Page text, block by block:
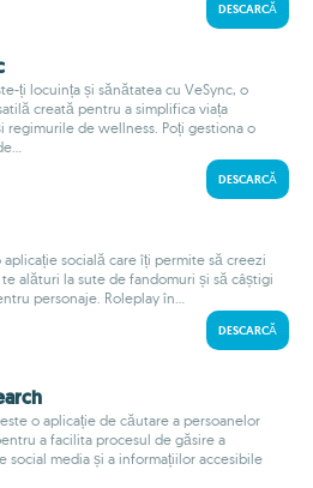
DESCARCĂ
ți locuința și sănătatea cu VeSync, o
creată pentru a simplifica viața
regimurile de wellness. Poți gestiona o
DESCARCĂ
aplicație socială care îți permite să creezi
alături la sute de fandomuri și să câștigi
personaje. Roleplay în...
DESCARCĂ
o aplicație de căutare a persoanelor
a facilita procesul de găsire a
social media și a informațiilor accesibile